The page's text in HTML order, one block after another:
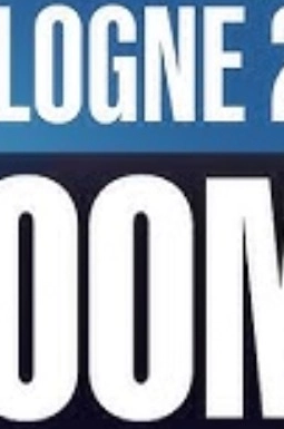
tarafındanDavid William